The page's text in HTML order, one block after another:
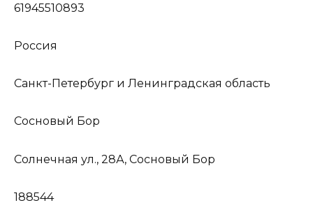
61945510893
Россия
Санкт-Петербург и Ленинградская область
Сосновый Бор
Солнечная ул., 28А, Сосновый Бор
188544